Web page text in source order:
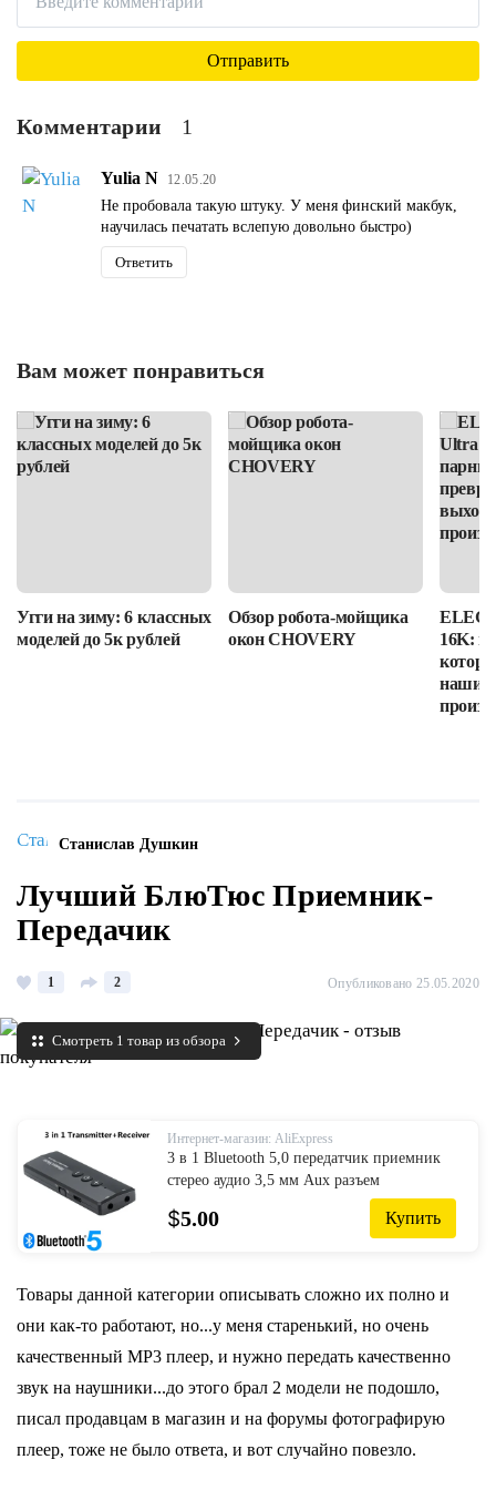
Комментарии 1
Yulia N 12.05.20
Не пробовала такую штуку. У меня финский макбук,
научилась печатать вслепую довольно быстро)
Ответить
Вам может понравиться
Угги на зиму: 6 классных
моделей до 5к рублей
Обзор робота-мойщика
окон CHOVERY
16K:
наши
Станислав Душкин
Лучший БлюТюс Приемник-
Передачик
1 2 Опубликовано 25.05.2020
Смотреть 1 товар из обзора
Интернет-магазин: AliExpress
3 в 1 Bluetooth 5,0 передатчик приемник
стерео аудио 3,5 мм Aux разъем
беспроводной адаптер для ТВ автомобиля
комплект с кнопкой управления
$5.00 Купить
Товары данной категории описывать сложно их полно и
они как-то работают, но...у меня старенький, но очень
качественный МР3 плеер, и нужно передать качественно
звук на наушники...до этого брал 2 модели не подошло,
писал продавцам в магазин и на форумы фотографирую
плеер, тоже не было ответа, и вот случайно повезло.